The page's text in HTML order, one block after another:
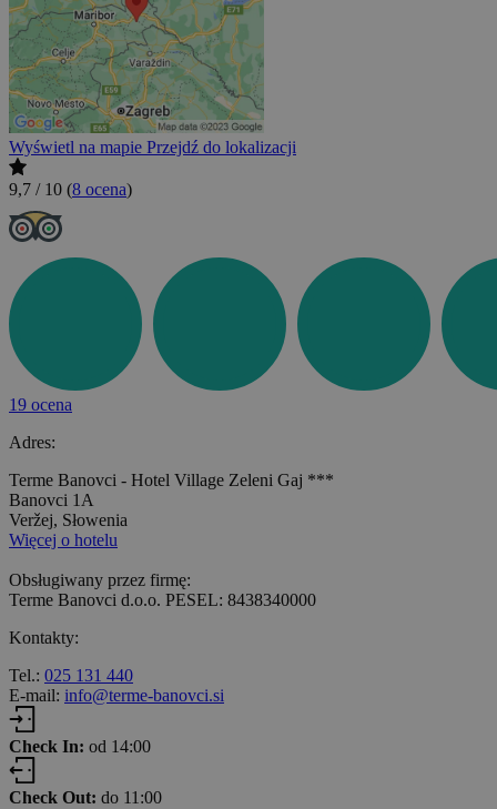
Wyświetl na mapie Przejdź do lokalizacji
9,7 / 10 (8 ocena)
19 ocena
Adres:
Terme Banovci - Hotel Village Zeleni Gaj ***
Banovci 1A
Veržej, Słowenia
Więcej o hotelu
Obsługiwany przez firmę:
Terme Banovci d.o.o. PESEL: 8438340000
Kontakty:
Tel.: 025 131 440
E-mail: info@terme-banovci.si
Check In: od 14:00
Check Out: do 11:00